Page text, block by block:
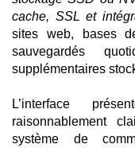
cache, SSL et
sites web, bases
sauvegardés
supplémentaires
L’interface
raisonnablement
système de